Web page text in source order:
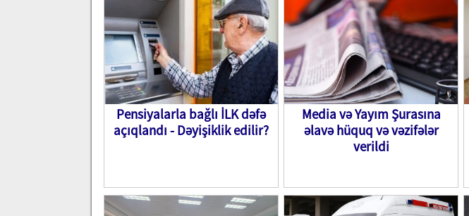
Pensiyalarla bağlı İLK dəfə
açıqlandı - Dəyişiklik edilir?
Media və Yayım Şurasına
əlavə hüquq və vəzifələr
verildi